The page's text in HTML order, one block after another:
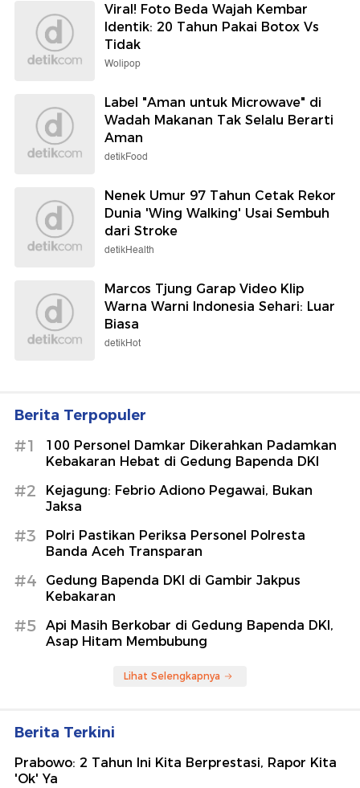
Viral! Foto Beda Wajah Kembar
Identik: 20 Tahun Pakai Botox Vs
Tidak
Wolipop
Label "Aman untuk Microwave" di
Wadah Makanan Tak Selalu Berarti
Aman
detikFood
Nenek Umur 97 Tahun Cetak Rekor
Dunia 'Wing Walking' Usai Sembuh
dari Stroke
detikHealth
Marcos Tjung Garap Video Klip
Warna Warni Indonesia Sehari: Luar
Biasa
detikHot
Berita Terpopuler
#1
100 Personel Damkar Dikerahkan Padamkan
Kebakaran Hebat di Gedung Bapenda DKI
#2
Kejagung: Febrio Adiono Pegawai, Bukan
Jaksa
#3
Polri Pastikan Periksa Personel Polresta
Banda Aceh Transparan
#4
Gedung Bapenda DKI di Gambir Jakpus
Kebakaran
#5
Api Masih Berkobar di Gedung Bapenda DKI,
Asap Hitam Membubung
Lihat Selengkapnya
Berita Terkini
Prabowo: 2 Tahun Ini Kita Berprestasi, Rapor Kita
'Ok' Ya